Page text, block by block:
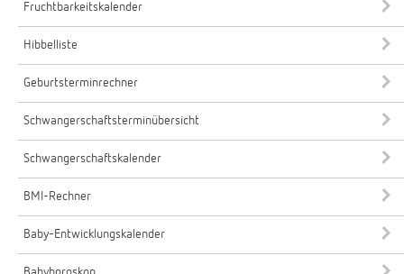
Fruchtbarkeitskalender
Hibbelliste
Geburtsterminrechner
Schwangerschaftsterminübersicht
Schwangerschaftskalender
BMI-Rechner
Baby-Entwicklungskalender